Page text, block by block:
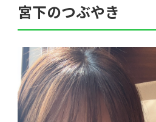
宮下のつぶやき